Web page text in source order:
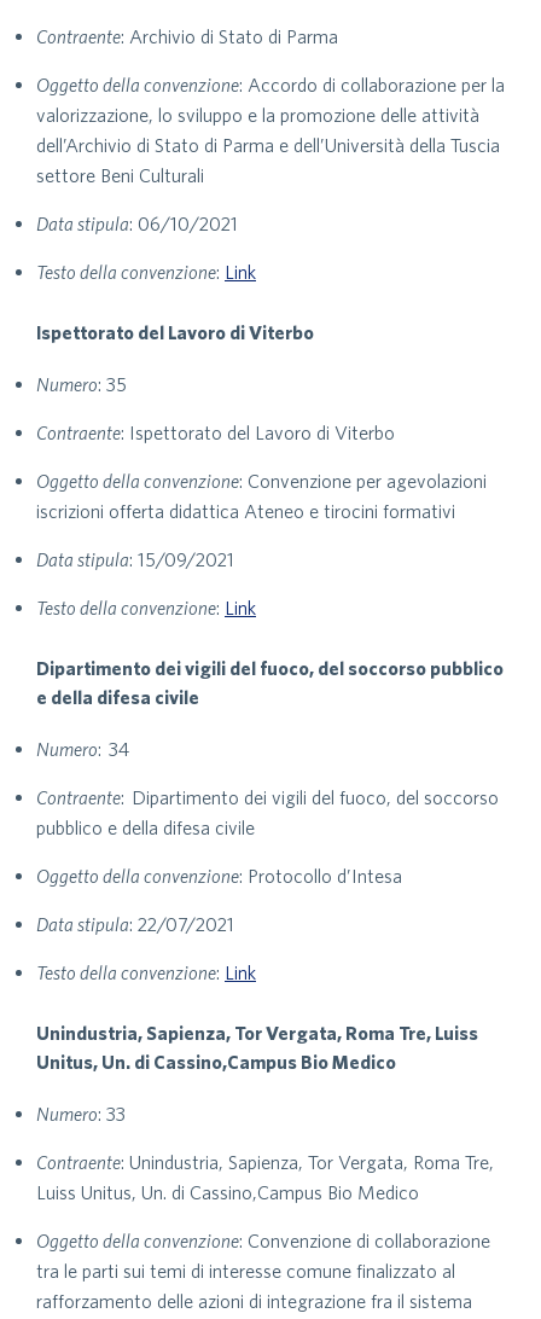
Contraente: Archivio di Stato di Parma
Oggetto della convenzione: Accordo di collaborazione per la
valorizzazione, lo sviluppo e la promozione delle attività
dell’Archivio di Stato di Parma e dell’Università della Tuscia
settore Beni Culturali
Data stipula: 06/10/2021
Testo della convenzione: Link
Ispettorato del Lavoro di Viterbo
Numero: 35
Contraente: Ispettorato del Lavoro di Viterbo
Oggetto della convenzione: Convenzione per agevolazioni
iscrizioni offerta didattica Ateneo e tirocini formativi
Data stipula: 15/09/2021
Testo della convenzione: Link
Dipartimento dei vigili del fuoco, del soccorso pubblico
e della difesa civile
Numero: 34
Contraente: Dipartimento dei vigili del fuoco, del soccorso
pubblico e della difesa civile
Oggetto della convenzione: Protocollo d’Intesa
Data stipula: 22/07/2021
Testo della convenzione: Link
Unindustria, Sapienza, Tor Vergata, Roma Tre, Luiss
Unitus, Un. di Cassino,Campus Bio Medico
Numero: 33
Contraente: Unindustria, Sapienza, Tor Vergata, Roma Tre,
Luiss Unitus, Un. di Cassino,Campus Bio Medico
Oggetto della convenzione: Convenzione di collaborazione
tra le parti sui temi di interesse comune finalizzato al
rafforzamento delle azioni di integrazione fra il sistema